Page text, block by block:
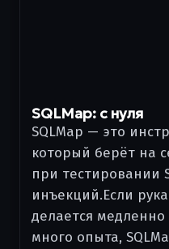
SQLMap: с нуля
SQLMap — это
который берёт на
при тестировании
инъекций.Если
делается медленно
много опыта,